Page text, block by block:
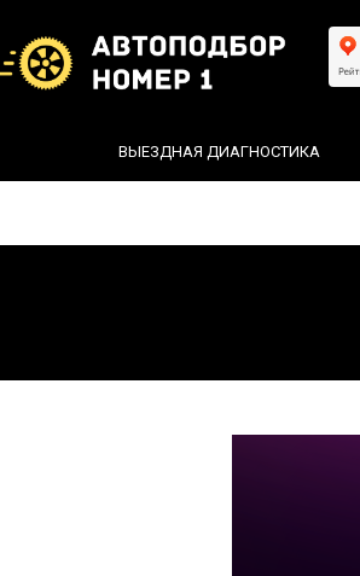
ВЫЕЗДНАЯ ДИАГНОСТИКА